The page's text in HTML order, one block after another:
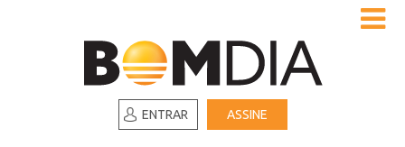
ENTRAR ASSINE